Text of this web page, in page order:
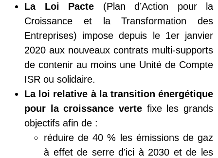
La Loi Pacte (Plan d’Action pour la
Croissance et la Transformation des
Entreprises) impose depuis le 1er janvier
2020 aux nouveaux contrats multi-supports
de contenir au moins une Unité de Compte
ISR ou solidaire.
La loi relative à la transition énergétique
pour la croissance verte fixe les grands
objectifs afin de :
réduire de 40 % les émissions de gaz
à effet de serre d’ici à 2030 et de les